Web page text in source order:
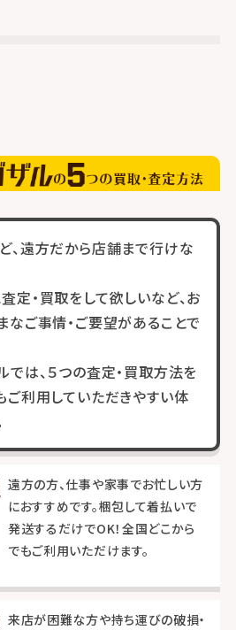
、遠方だから店舗まで行けな
定・買取をして欲しいなど、お
なご事情・ご要望があることで
は、５つの査定・買取方法を
ご利用していただきやすい体
遠方の方、仕事や家事でお忙しい方
におすすめです。梱包して着払いで
発送するだけでOK！全国どこから
でもご利用いただけます。
来店が困難な方や持ち運びの破損・